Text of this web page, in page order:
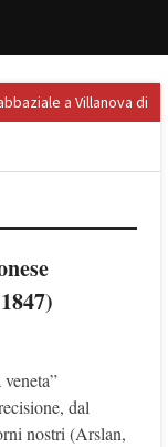
a Villanova di
e Niccolò
Torreglia (PD)
dal
nostri (Arslan,